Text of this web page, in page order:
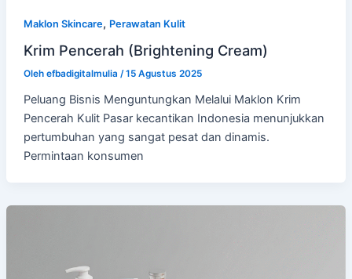
Maklon Skincare, Perawatan Kulit
Krim Pencerah (Brightening Cream)
Oleh efbadigitalmulia /15 Agustus 2025
Peluang Bisnis Menguntungkan Melalui Maklon Krim
Pencerah Kulit Pasar kecantikan Indonesia menunjukkan
pertumbuhan yang sangat pesat dan dinamis.
Permintaan konsumen